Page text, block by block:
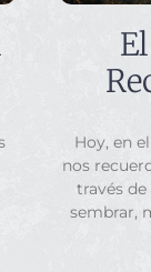
Hoy, en
nos
través
sembrar,